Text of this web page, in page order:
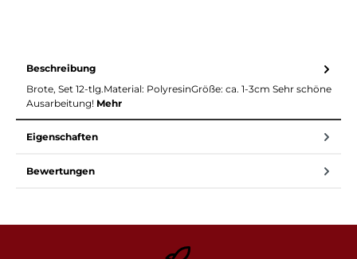
Beschreibung
Brote, Set 12-tlg.Material: PolyresinGröße: ca. 1-3cm Sehr schöne
Ausarbeitung! Mehr
Eigenschaften
Bewertungen